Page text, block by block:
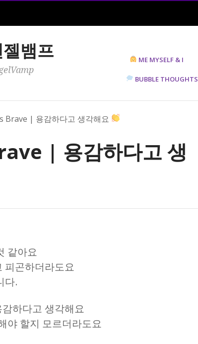
뱀프 ME MYSELF & I
BUBBLE THOUGHTS
Brave | 용감하다고 생각해요
| 용감하다고 생
같아요
피곤하더라도요
다.
하다고 생각해요
야 할지 모르더라도요